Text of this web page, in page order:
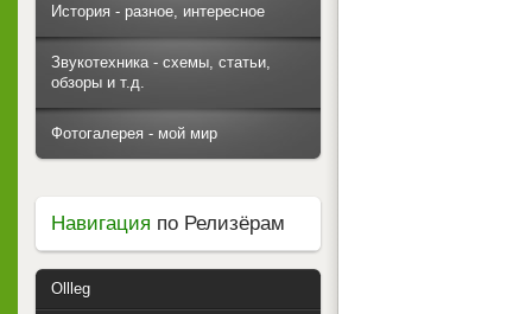
История - разное, интересное
Звукотехника - схемы, статьи,
обзоры и т.д.
Фотогалерея - мой мир
Навигация по Релизёрам
Ollleg